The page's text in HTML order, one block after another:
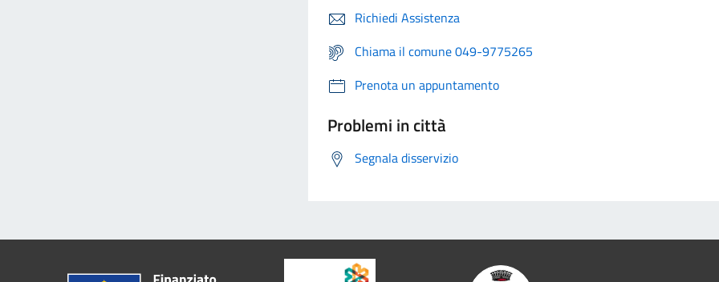
Richiedi Assistenza
Chiama il comune 049-9775265
Prenota un appuntamento
Problemi in città
Segnala disservizio